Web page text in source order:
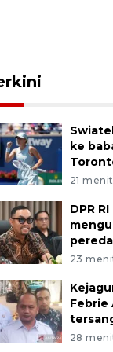
ke
21
DPR
23
Febrie
28